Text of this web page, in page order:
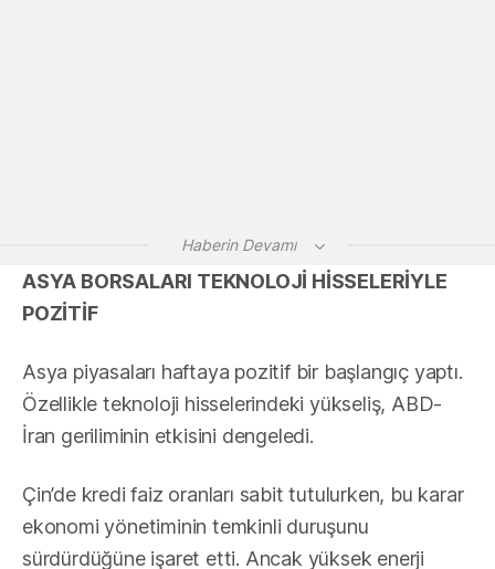
Haberin Devamı
ASYA BORSALARI TEKNOLOJİ HİSSELERİYLE
POZİTİF
Asya piyasaları haftaya pozitif bir başlangıç yaptı.
Özellikle teknoloji hisselerindeki yükseliş, ABD-
İran geriliminin etkisini dengeledi.
Çin’de kredi faiz oranları sabit tutulurken, bu karar
ekonomi yönetiminin temkinli duruşunu
sürdürdüğüne işaret etti. Ancak yüksek enerji